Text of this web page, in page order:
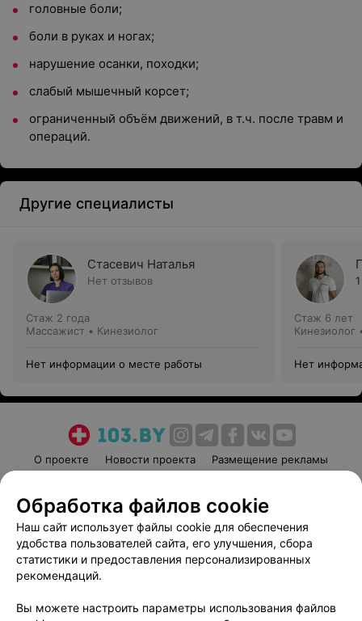
головные боли;
боли в руках и ногах;
нарушение осанки, походки;
слабый мышечный корсет;
ограниченный объём движений, в т.ч. после травм и
операций.
Другие специалисты
Стасевич Наталья
Нет отзывов
Стаж 2 года
Массажист • Кинезиолог
Нет информации о месте работы
Стаж 6 лет
Кинезиолог
Нет
О проекте Новости проекта
Размещение рекламы
Пользовательское соглашение
Способы оплаты
Вакансии
Партнеры
Написать руководителю 103.by
Обработка персональных данных
Обработка файлов cookie
Наш сайт использует файлы cookie для обеспечения
удобства пользователей сайта, его улучшения, сбора
статистики и предоставления персонализированных
рекомендаций.
Вы можете настроить параметры использования файлов